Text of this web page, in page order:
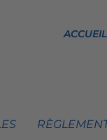
ACCUEIL